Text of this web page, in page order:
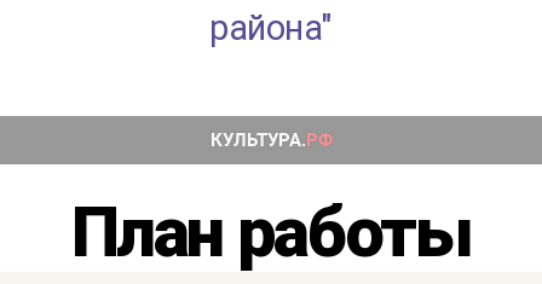
района"
Рубрики
План работы